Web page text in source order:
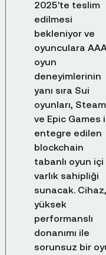
2025'te teslim
edilmesi
bekleniyor ve
oyunculara
oyun
deneyimlerinin
yanı sıra Sui
oyunları, Steam
ve Epic Games
entegre edilen
blockchain
tabanlı oyun içi
varlık sahipliği
sunacak. Cihaz,
yüksek
performanslı
donanımı ile
sorunsuz bir